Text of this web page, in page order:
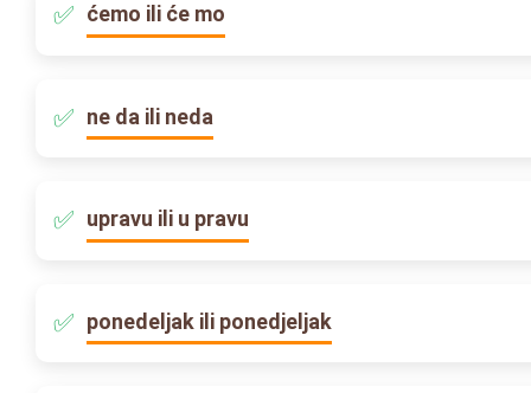
ćemo ili će mo
ne da ili neda
upravu ili u pravu
ponedeljak ili ponedjeljak